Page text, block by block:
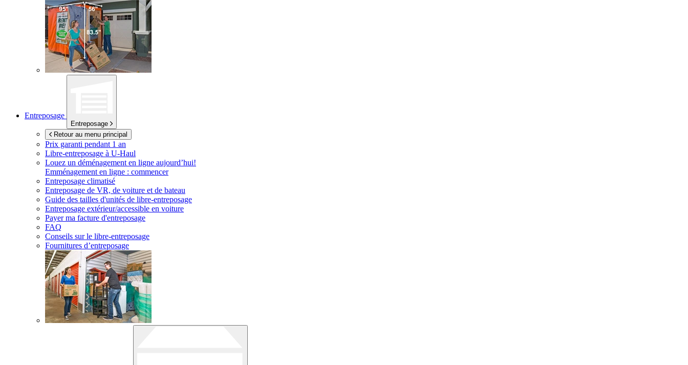
Entreposage
Entreposage
Retour au menu principal
Prix garanti pendant 1 an
Libre-entreposage à U-Haul
Louez un déménagement en ligne aujourd’hui!
Emménagement en ligne : commencer
Entreposage climatisé
Entreposage de VR, de voiture et de bateau
Guide des tailles d'unités de libre-entreposage
Entreposage extérieur/accessible en voiture
Payer ma facture d'entreposage
FAQ
Conseils sur le libre-entreposage
Fournitures d’entreposage